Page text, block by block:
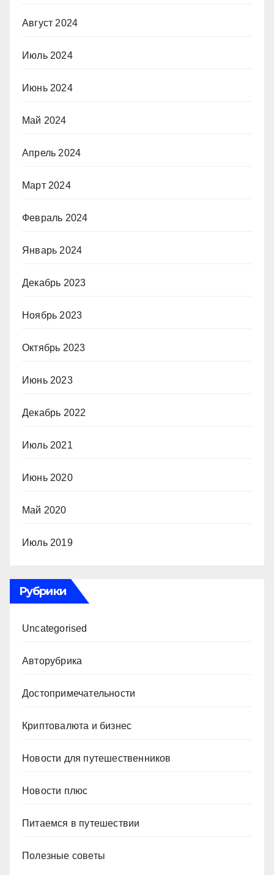
Август 2024
Июль 2024
Июнь 2024
Май 2024
Апрель 2024
Март 2024
Февраль 2024
Январь 2024
Декабрь 2023
Ноябрь 2023
Октябрь 2023
Июнь 2023
Декабрь 2022
Июль 2021
Июнь 2020
Май 2020
Июль 2019
Рубрики
Uncategorised
Авторубрика
Достопримечательности
Криптовалюта и бизнес
Новости для путешественников
Новости плюс
Питаемся в путешествии
Полезные советы